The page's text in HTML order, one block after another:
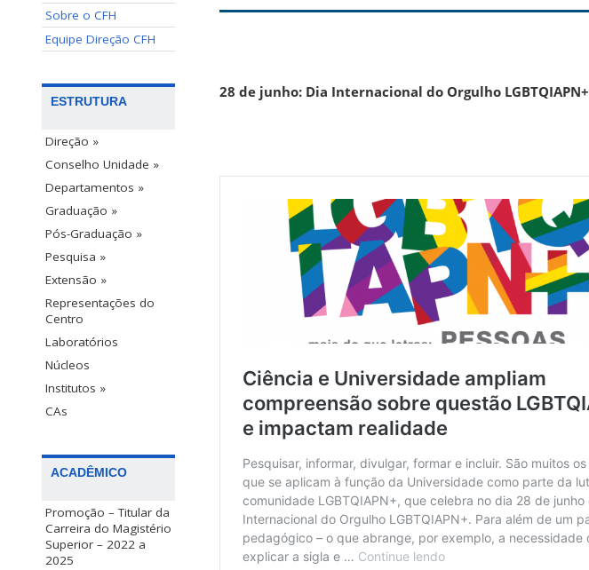
Sobre o CFH
Equipe Direção CFH
ESTRUTURA
Direção »
Conselho Unidade »
Departamentos »
Graduação »
Pós-Graduação »
Pesquisa »
Extensão »
Representações do
Centro
Laboratórios
Núcleos
Institutos »
CAs
ACADÊMICO
Promoção – Titular da
Carreira do Magistério
Superior – 2022 a
2025
28 de junho: Dia Internacional do Orgulho LGBTQIAPN+